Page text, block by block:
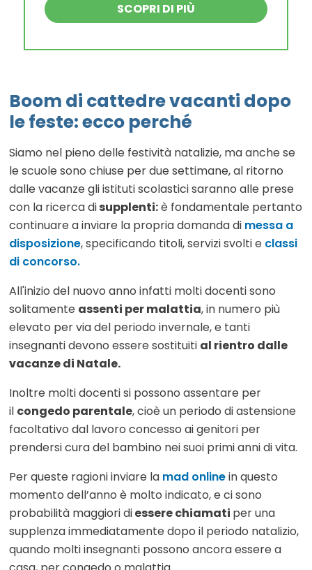
SCOPRI DI PIÙ
Boom di cattedre vacanti dopo
le feste: ecco perché
Siamo nel pieno delle festività natalizie, ma anche se
le scuole sono chiuse per due settimane, al ritorno
dalle vacanze gli istituti scolastici saranno alle prese
con la ricerca disupplenti:è fondamentale pertanto
continuare a inviare la propria domanda di messa a
disposizione, specificando titoli, servizi svolti e classi
di concorso.
All'inizio del nuovo anno infatti molti docenti sono
solitamente assenti per malattia, in numero più
elevato per via del periodo invernale, e tanti
insegnanti devono essere sostituiti al rientro dalle
vacanze di Natale.
Inoltre molti docenti si possono assentare per
il congedo parentale, cioè un periodo di astensione
facoltativo dal lavoro concesso ai genitori per
prendersi cura del bambino nei suoi primi anni di vita.
Per queste ragioni inviare la mad onlinein questo
momento dell’anno è molto indicato, e ci sono
probabilità maggiori diessere chiamati per una
supplenza immediatamente dopo il periodo natalizio,
quando molti insegnanti possono ancora essere a